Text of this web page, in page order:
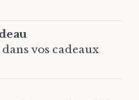
vos cadeaux